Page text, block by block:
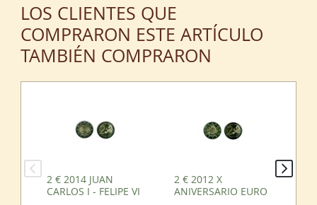
LOS CLIENTES QUE
COMPRARON ESTE ARTÍCULO
TAMBIÉN COMPRARON
2 € 2014 JUAN
CARLOS I - FELIPE VI
2 € 2012 X
ANIVERSARIO EURO